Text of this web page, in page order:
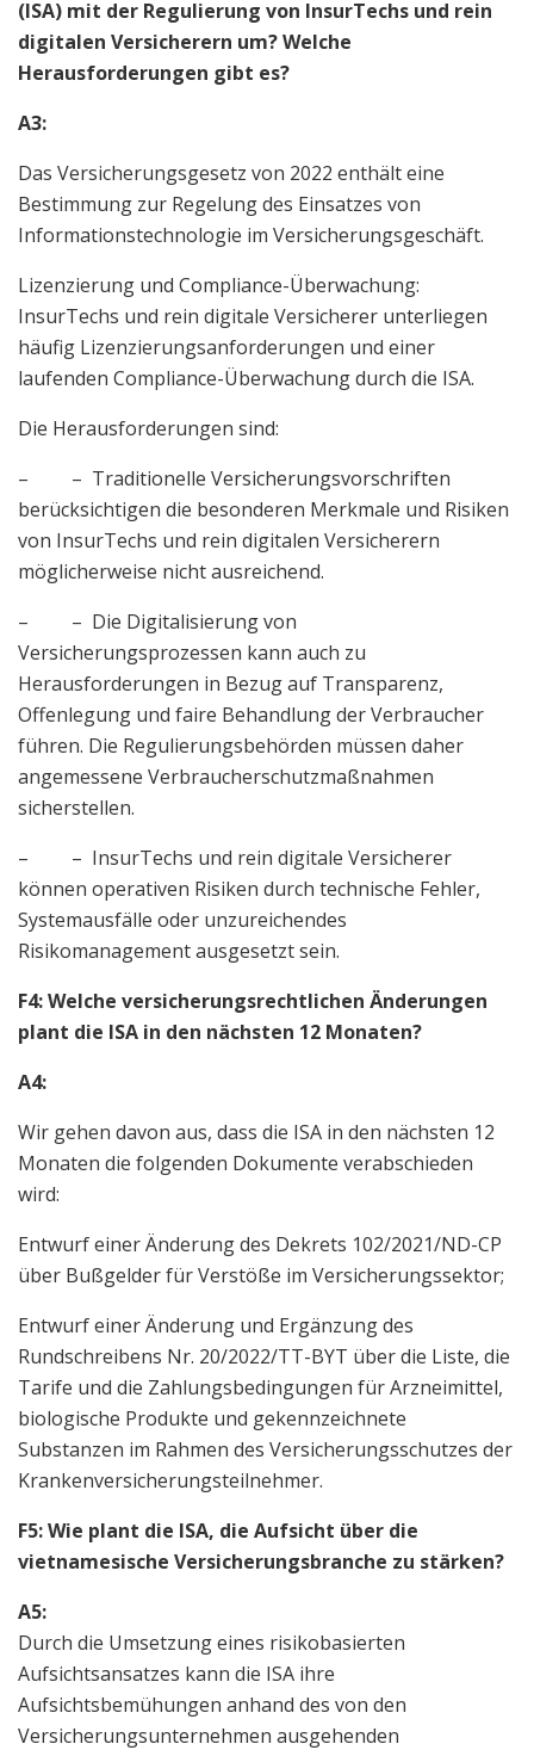
(ISA) mit der Regulierung von InsurTechs und rein
digitalen Versicherern um? Welche
Herausforderungen gibt es?
A3:
Das Versicherungsgesetz von 2022 enthält eine
Bestimmung zur Regelung des Einsatzes von
Informationstechnologie im Versicherungsgeschäft.
Lizenzierung und Compliance-Überwachung:
InsurTechs und rein digitale Versicherer unterliegen
häufig Lizenzierungsanforderungen und einer
laufenden Compliance-Überwachung durch die ISA.
Die Herausforderungen sind:
– – Traditionelle Versicherungsvorschriften
berücksichtigen die besonderen Merkmale und Risiken
von InsurTechs und rein digitalen Versicherern
möglicherweise nicht ausreichend.
– – Die Digitalisierung von
Versicherungsprozessen kann auch zu
Herausforderungen in Bezug auf Transparenz,
Offenlegung und faire Behandlung der Verbraucher
führen. Die Regulierungsbehörden müssen daher
angemessene Verbraucherschutzmaßnahmen
sicherstellen.
– – InsurTechs und rein digitale Versicherer
können operativen Risiken durch technische Fehler,
Systemausfälle oder unzureichendes
Risikomanagement ausgesetzt sein.
F4: Welche versicherungsrechtlichen Änderungen
plant die ISA in den nächsten 12 Monaten?
A4:
Wir gehen davon aus, dass die ISA in den nächsten 12
Monaten die folgenden Dokumente verabschieden
wird:
Entwurf einer Änderung des Dekrets 102/2021/ND-CP
über Bußgelder für Verstöße im Versicherungssektor;
Entwurf einer Änderung und Ergänzung des
Rundschreibens Nr. 20/2022/TT-BYT über die Liste, die
Tarife und die Zahlungsbedingungen für Arzneimittel,
biologische Produkte und gekennzeichnete
Substanzen im Rahmen des Versicherungsschutzes der
Krankenversicherungsteilnehmer.
F5: Wie plant die ISA, die Aufsicht über die
vietnamesische Versicherungsbranche zu stärken?
A5:
Durch die Umsetzung eines risikobasierten
Aufsichtsansatzes kann die ISA ihre
Aufsichtsbemühungen anhand des von den
Versicherungsunternehmen ausgehenden